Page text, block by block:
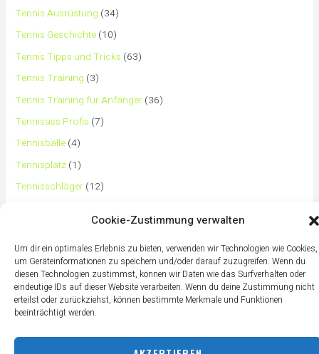
Cookie-Zustimmung verwalten
Um dir ein optimales Erlebnis zu bieten, verwenden wir Technologien wie Cookies,
um Geräteinformationen zu speichern und/oder darauf zuzugreifen. Wenn du
diesen Technologien zustimmst, können wir Daten wie das Surfverhalten oder
eindeutige IDs auf dieser Website verarbeiten. Wenn du deine Zustimmung nicht
erteilst oder zurückziehst, können bestimmte Merkmale und Funktionen
beeinträchtigt werden.
Tennis Ausrüstung (34)
Tennis Geschichte (10)
Tennis Tipps und Tricks (63)
Tennis Training (3)
Tennis Training für Anfänger (36)
Tennisass Profis (7)
Tennisbälle (4)
Tennisplatz (1)
Tennisschläger (12)
Tennisurlaub(1)